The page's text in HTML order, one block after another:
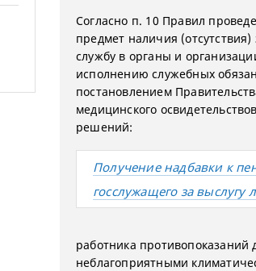
Согласно п. 10 Правил
предмет наличия
службу в органы и
исполнению служебных
постановлением
медицинского
решений:
Получение надбавки к
госслужащего за выслугу
работника
неблагоприятными